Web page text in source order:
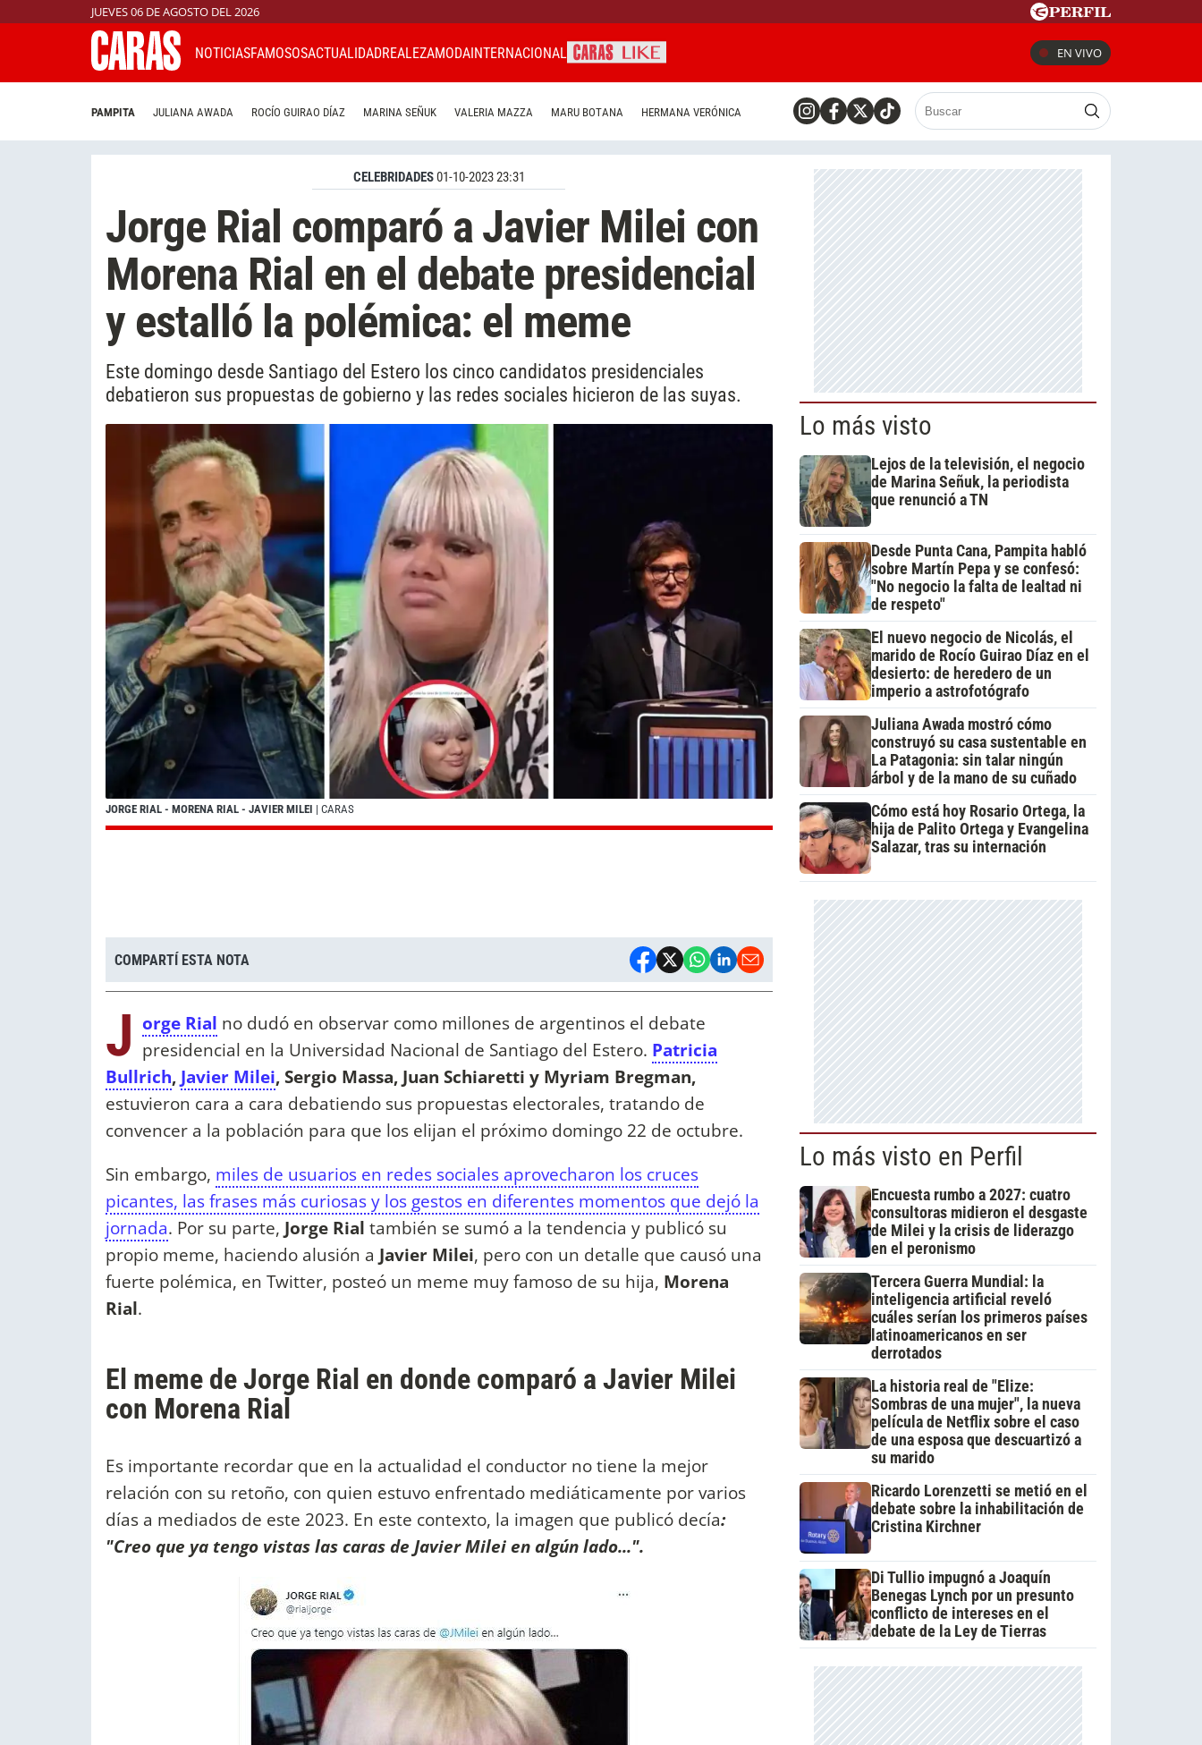
JUEVES 06 DE AGOSTO DEL 2026
NOTICIASFAMOSOSACTUALIDADREALEZAMODAINTERNACIONAL EN VIVO
PAMPITA JULIANA AWADA ROCÍO GUIRAO DÍAZ MARINA SEÑUK VALERIA MAZZA MARU BOTANA HERMANA VERÓNICA
CELEBRIDADES01-10-2023 23:31
Jorge Rial comparó a Javier Milei con
Morena Rial en el debate presidencial
y estalló la polémica: el meme
Este domingo desde Santiago del Estero los cinco candidatos presidenciales
debatieron sus propuestas de gobierno y las redes sociales hicieron de las suyas.
JORGE RIAL - MORENA RIAL - JAVIER MILEI | CARAS
COMPARTÍ ESTA NOTA
J orge Rial no dudó en observar como millones de argentinos el debate
presidencial en la Universidad Nacional de Santiago del Estero. Patricia
Bullrich, Javier Milei, Sergio Massa, Juan Schiaretti y Myriam Bregman,
estuvieron cara a cara debatiendo sus propuestas electorales, tratando de
convencer a la población para que los elijan el próximo domingo 22 de octubre.
Sin embargo, miles de usuarios en redes sociales aprovecharon los cruces
picantes, las frases más curiosas y los gestos en diferentes momentos que dejó la
jornada. Por su parte, Jorge Rial también se sumó a la tendencia y publicó su
propio meme, haciendo alusión a Javier Milei, pero con un detalle que causó una
fuerte polémica, en Twitter, posteó un meme muy famoso de su hija, Morena
Rial.
El meme de Jorge Rial en donde comparó a Javier Milei
con Morena Rial
Es importante recordar que en la actualidad el conductor no tiene la mejor
relación con su retoño, con quien estuvo enfrentado mediáticamente por varios
días a mediados de este 2023. En este contexto, la imagen que publicó decía:
"Creo que ya tengo vistas las caras de Javier Milei en algún lado...".
Lo más visto
Lejos de la televisión, el negocio
de Marina Señuk, la periodista
que renunció a TN
Desde Punta Cana, Pampita habló
sobre Martín Pepa y se confesó:
"No negocio la falta de lealtad ni
de respeto"
El nuevo negocio de Nicolás, el
marido de Rocío Guirao Díaz en el
desierto: de heredero de un
imperio a astrofotógrafo
Juliana Awada mostró cómo
construyó su casa sustentable en
La Patagonia: sin talar ningún
árbol y de la mano de su cuñado
Cómo está hoy Rosario Ortega, la
hija de Palito Ortega y Evangelina
Salazar, tras su internación
Lo más visto en Perfil
Encuesta rumbo a 2027: cuatro
consultoras midieron el desgaste
de Milei y la crisis de liderazgo
en el peronismo
Tercera Guerra Mundial: la
inteligencia artificial reveló
cuáles serían los primeros países
latinoamericanos en ser
derrotados
La historia real de "Elize:
Sombras de una mujer", la nueva
película de Netflix sobre el caso
de una esposa que descuartizó a
su marido
Ricardo Lorenzetti se metió en el
debate sobre la inhabilitación de
Cristina Kirchner
Di Tullio impugnó a Joaquín
Benegas Lynch por un presunto
conflicto de intereses en el
debate de la Ley de Tierras